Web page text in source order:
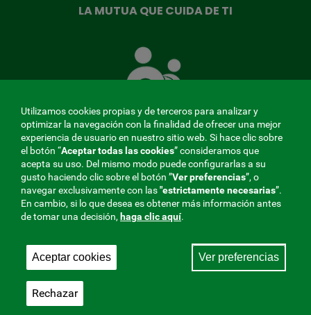
LA MUTUA QUE CUIDA DE TI
Mutua
que
ti
MENÚ
REDES
SOCIALES
V20
Aviso legal|Privacidad
Mutua Colaboradora con la Seguridad Social, 275.
Utilizamos cookies propias y de terceros para analizar y
optimizar la navegación con la finalidad de ofrecer una mejor
experiencia de usuario en nuestro sitio web. Si hace clic sobre
el botón “Aceptar todas las cookies” consideramos que
acepta su uso. Del mismo modo puede configurarlas a su
gusto haciendo clic sobre el botón ”Ver preferencias”, o
navegar exclusivamente con las"estrictamentenecesarias”.
En cambio, si lo que desea es obtener más información antes
de tomar una decisión, haga clic aquí.
Aceptar cookies Ver preferencias
Rechazar